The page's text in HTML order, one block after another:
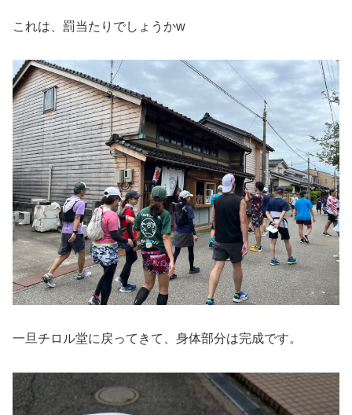
これは、罰当たりでしょうかw
一旦チロル堂に戻ってきて、身体部分は完成です。